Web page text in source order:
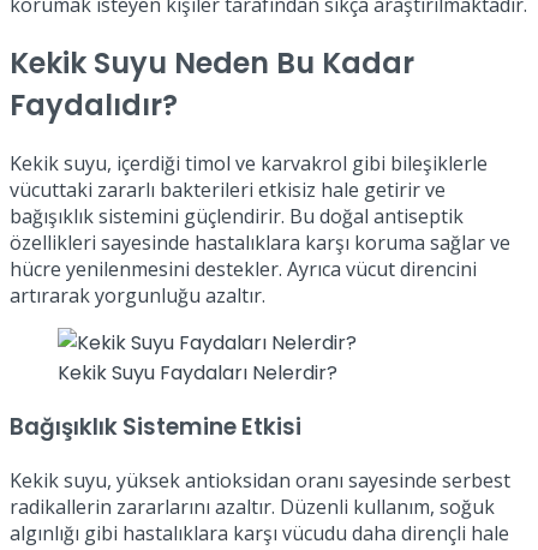
Kekik Suyu Neden Bu Kadar
Faydalıdır?
Kekik suyu, içerdiği timol ve karvakrol gibi bileşiklerle
vücuttaki zararlı bakterileri etkisiz hale getirir ve
bağışıklık sistemini güçlendirir. Bu doğal antiseptik
özellikleri sayesinde hastalıklara karşı koruma sağlar ve
hücre yenilenmesini destekler. Ayrıca vücut direncini
artırarak yorgunluğu azaltır.
Kekik Suyu Faydaları Nelerdir?
Bağışıklık Sistemine Etkisi
Kekik suyu, yüksek antioksidan oranı sayesinde serbest
radikallerin zararlarını azaltır. Düzenli kullanım, soğuk
algınlığı gibi hastalıklara karşı vücudu daha dirençli hale